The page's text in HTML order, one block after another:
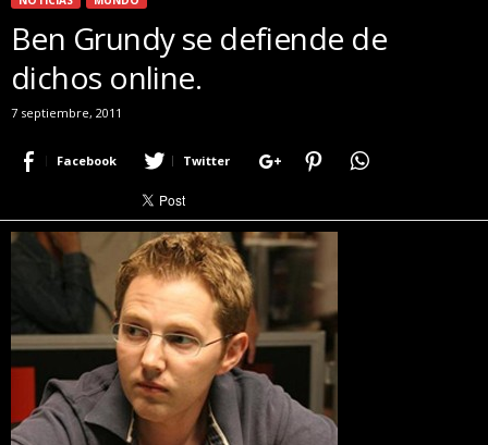
c
Ben Grundy se defiende de
dichos online.
7 septiembre, 2011
Facebook Twitter